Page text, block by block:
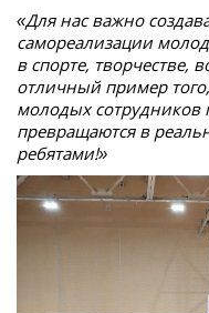
«Для нас важно
самореализации
в спорте, творчестве,
отличный пример
молодых сотрудников
превращаются в
ребятами!»